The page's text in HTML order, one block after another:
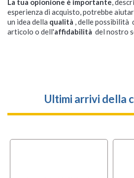
La tua opionione è importante,
esperienza di acquisto, potrebbe
un idea della qualità , delle possibilità
articolo o dell'affidabilità del nostro
Ultimi arrivi della